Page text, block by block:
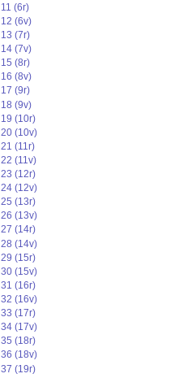
11 (6r)
12 (6v)
13 (7r)
14 (7v)
15 (8r)
16 (8v)
17 (9r)
18 (9v)
19 (10r)
20 (10v)
21 (11r)
22 (11v)
23 (12r)
24 (12v)
25 (13r)
26 (13v)
27 (14r)
28 (14v)
29 (15r)
30 (15v)
31 (16r)
32 (16v)
33 (17r)
34 (17v)
35 (18r)
36 (18v)
37 (19r)